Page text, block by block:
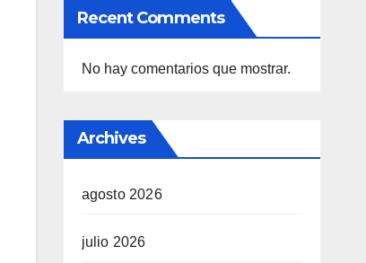
Recent Comments
No hay comentarios que mostrar.
Archives
agosto 2026
julio 2026